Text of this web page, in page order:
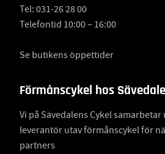
Tel: 031-26 28 00
Telefontid 10:00 – 16:00
Se butikens öppettider
Förmånscykel hos
Vi på Sävedalens Cykel
leverantör utav förmånscykel för
partners